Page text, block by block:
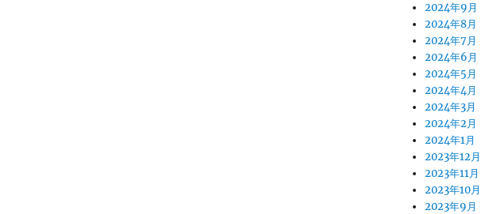
2024年9月
2024年8月
2024年7月
2024年6月
2024年5月
2024年4月
2024年3月
2024年2月
2024年1月
2023年12月
2023年11月
2023年10月
2023年9月